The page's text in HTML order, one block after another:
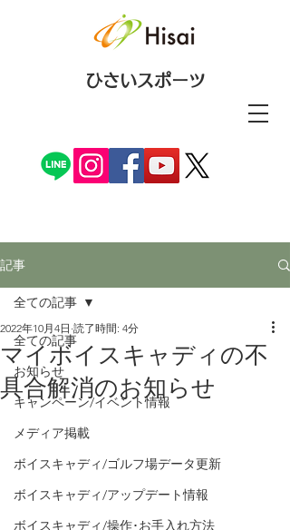
ひさいスポーツ
記事
全ての記事
お知らせ
キャンペーン/イベント情報
メディア掲載
ボイスキャディ/ゴルフ場データ更新
ボイスキャディ/アップデート情報
ボイスキャディ/操作･お手入れ方法
全ての記事
マイボイスキャディの不
具合解消のお知らせ
2022年10月4日 読了時間: 4分